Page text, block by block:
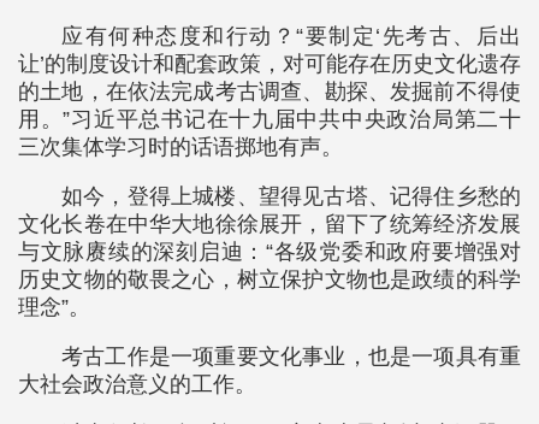
应有何种态度和行动？“要制定‘先考古、后出
让’的制度设计和配套政策，对可能存在历史文化遗存
的土地，在依法完成考古调查、勘探、发掘前不得使
用。”习近平总书记在十九届中共中央政治局第二十
三次集体学习时的话语掷地有声。
如今，登得上城楼、望得见古塔、记得住乡愁的
文化长卷在中华大地徐徐展开，留下了统筹经济发展
与文脉赓续的深刻启迪：“各级党委和政府要增强对
历史文物的敬畏之心，树立保护文物也是政绩的科学
理念”。
考古工作是一项重要文化事业，也是一项具有重
大社会政治意义的工作。